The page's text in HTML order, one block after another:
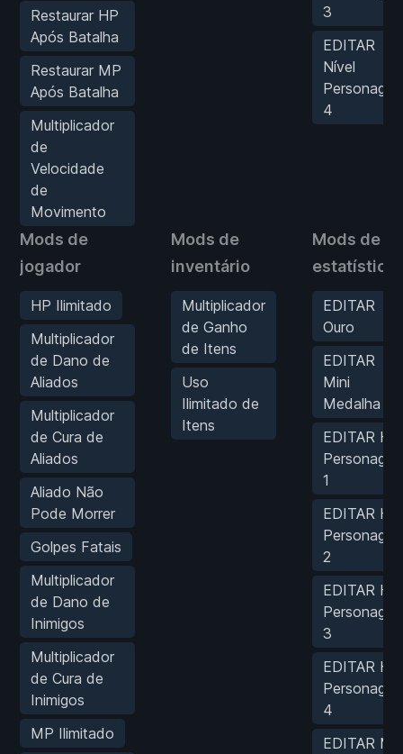
Restaurar HP
Após Batalha
Restaurar MP
Após Batalha
Multiplicador
de
Velocidade
de
Movimento
3
EDITAR
Nível
4
Mods de
jogador
HP Ilimitado
Multiplicador
de Dano de
Aliados
Multiplicador
de Cura de
Aliados
Aliado Não
Pode Morrer
Golpes Fatais
Multiplicador
de Dano de
Inimigos
Multiplicador
de Cura de
Inimigos
MP Ilimitado
Mods de
inventário
Multiplicador
de Ganho
de Itens
Uso
Ilimitado de
Itens
Mods de
EDITAR
Ouro
EDITAR
Mini
Medalha
EDITAR HP
1
EDITAR HP
2
EDITAR HP
3
EDITAR HP
4
EDITAR MP